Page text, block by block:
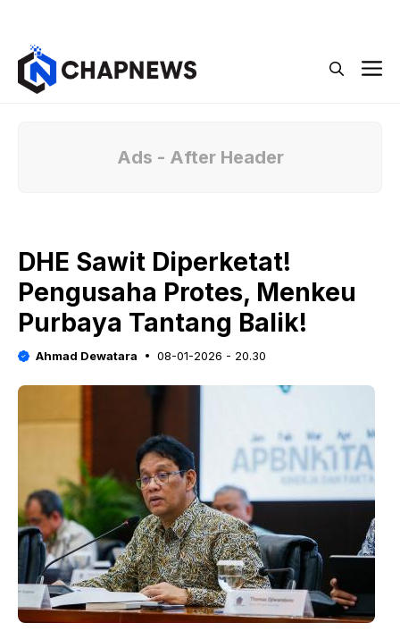
Ads - After Header
DHE Sawit Diperketat!
Pengusaha Protes, Menkeu
Purbaya Tantang Balik!
Ahmad Dewatara 08-01-2026 - 20.30